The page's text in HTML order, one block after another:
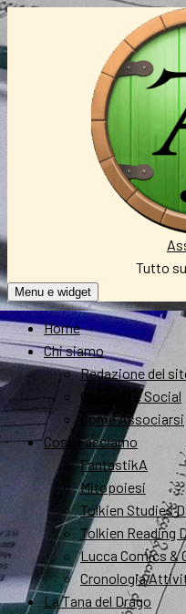
Vai
Tutto
Menu e widget
Home
Chi siamo
Redazione del
Contatti e Social
Come Associarsi
Cosa Facciamo
FantastikA
Mitopoiesi
Tolkien Studies
Tolkien Reading
Lucca Comics &
Cronologia
La Tana del Drago